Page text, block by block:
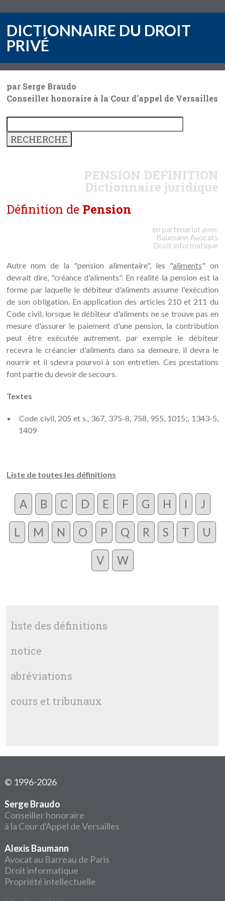
DICTIONNAIRE DU DROIT
PRIVÉ
par Serge Braudo
Conseiller honoraire à la Cour d'appel de Versailles
PENSION DEFINITION
Dictionnaire juridique
Définition de Pension
en partenariat avec
Baumann Avocats
Droit informatique
Autre nom de la "pension alimentaire", les "aliments" on
devrait dire, "créance d'aliments". En réalité la pension est la
forme par laquelle le débiteur d'aliments assume l'exécution
de son obligation. En application des articles 210 et 211 du
Code civil, lorsque le débiteur d'aliments ne se trouve pas en
mesure d'assurer le paiement d'une pension, la contribution
peut être exécutée autrement, par exemple le débiteur
recevra le créancier d'aliments dans sa demeure, il devra le
nourrir et il sdevra pourvoi à son entretien. Ces prestations
font partie du devoir de secours.
Textes
Code civil, 205 et s., 367, 375-8, 758, 955, 1015;, 1343-5,
1409
Liste de toutes les définitions
A B C D E F G H I J
L M N O P Q R S T U
V W
liste des définitions
notice
abréviations
cours et tribunaux
© 1996-2026
Serge Braudo
Conseiller honoraire
à la Cour d'Appel de Versailles
Alexis Baumann
Avocat au Barreau de Paris
Droit informatique
Propriété intellectuelle